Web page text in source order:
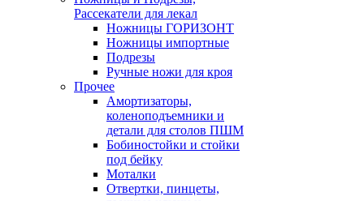
Рассекатели для лекал
Ножницы ГОРИЗОНТ
Ножницы импортные
Подрезы
Ручные ножи для кроя
Прочее
Амортизаторы,
коленоподъемники и
детали для столов ПШМ
Бобиностойки и стойки
под бейку
Моталки
Отвертки, пинцеты,